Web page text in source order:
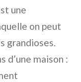
une
on peut
grandioses.
d’une maison :